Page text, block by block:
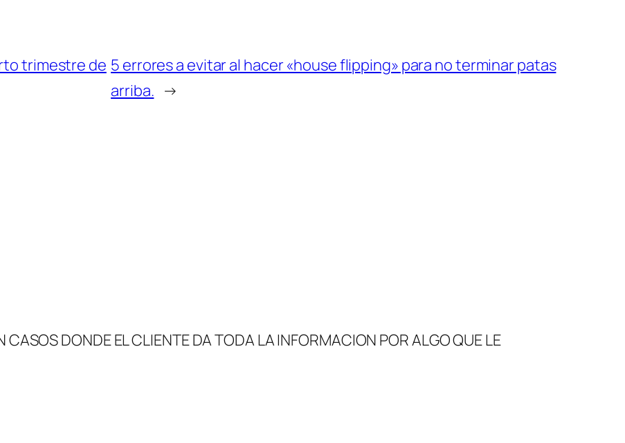
trimestre de 5 errores a evitar al hacer «house flipping» para no terminar patas
arriba. →
CASOS DONDE EL CLIENTE DA TODA LA INFORMACION POR ALGO QUE LE